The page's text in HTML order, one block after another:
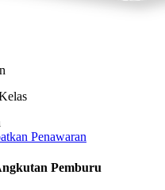
Penawaran
Pemburu